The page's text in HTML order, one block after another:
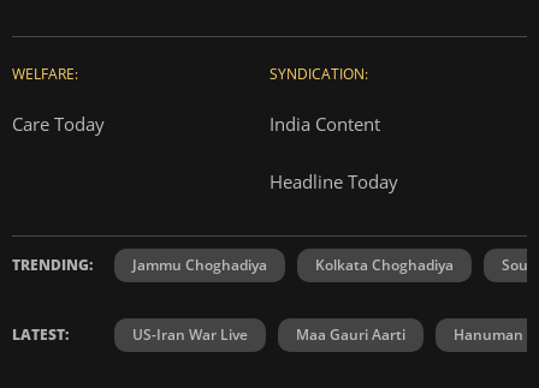
WELFARE:
Care Today
SYNDICATION:
India Content
Headline Today
TRENDING: Jammu Choghadiya Kolkata Choghadiya
LATEST: US-Iran War Live Maa Gauri Aarti Hanuman